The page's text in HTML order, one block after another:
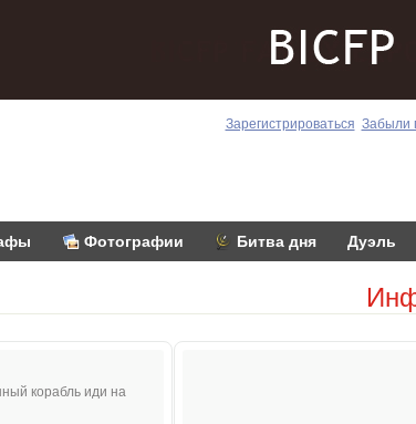
Зарегистрироваться Забыли
Фотографии Битва дня Дуэль
корабль иди на